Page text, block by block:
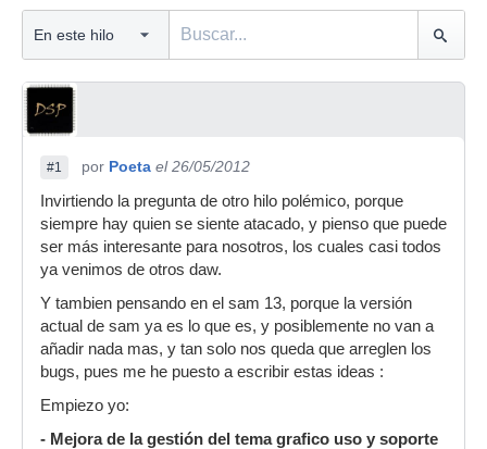
#1 por Poeta el 26/05/2012
Invirtiendo la pregunta de otro hilo polémico, porque
siempre hay quien se siente atacado, y pienso que puede
ser más interesante para nosotros, los cuales casi todos
ya venimos de otros daw.
Y tambien pensando en el sam 13, porque la versión
actual de sam ya es lo que es, y posiblemente no van a
añadir nada mas, y tan solo nos queda que arreglen los
bugs, pues me he puesto a escribir estas ideas :
Empiezo yo:
- Mejora de la gestión del tema grafico uso y soporte